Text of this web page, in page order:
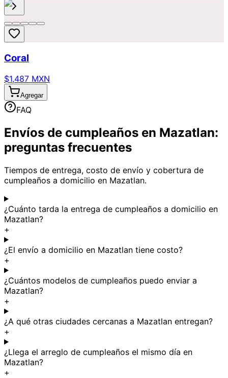
Coral
$1,487 MXN
Agregar
FAQ
Envíos de cumpleaños en Mazatlan:
preguntas frecuentes
Tiempos de entrega, costo de envío y cobertura de
cumpleaños a domicilio en Mazatlan.
¿Cuánto tarda la entrega de cumpleaños a domicilio en
Mazatlan?
+
¿El envío a domicilio en Mazatlan tiene costo?
+
¿Cuántos modelos de cumpleaños puedo enviar a
Mazatlan?
+
¿A qué otras ciudades cercanas a Mazatlan entregan?
+
¿Llega el arreglo de cumpleaños el mismo día en
Mazatlan?
+